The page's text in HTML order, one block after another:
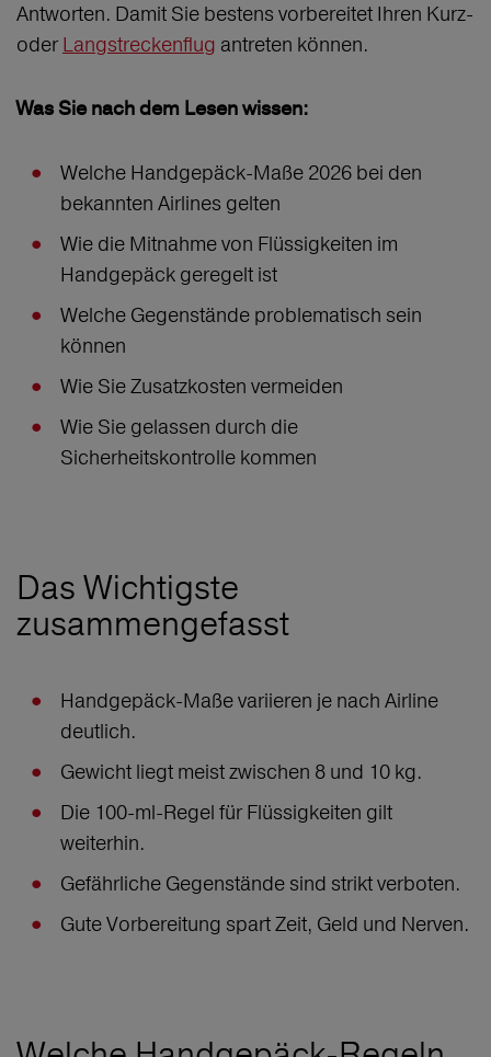
Antworten. Damit Sie bestens vorbereitet Ihren Kurz-
oder Langstreckenflug antreten können.
Was Sie nach dem Lesen wissen:
Welche Handgepäck-Maße 2026 bei den
bekannten Airlines gelten
Wie die Mitnahme von Flüssigkeiten im
Handgepäck geregelt ist
Welche Gegenstände problematisch sein
können
Wie Sie Zusatzkosten vermeiden
Wie Sie gelassen durch die
Sicherheitskontrolle kommen
Das Wichtigste
zusammengefasst
Handgepäck-Maße variieren je nach Airline
deutlich.
Gewicht liegt meist zwischen 8 und 10 kg.
Die 100-ml-Regel für Flüssigkeiten gilt
weiterhin.
Gefährliche Gegenstände sind strikt verboten.
Gute Vorbereitung spart Zeit, Geld und Nerven.